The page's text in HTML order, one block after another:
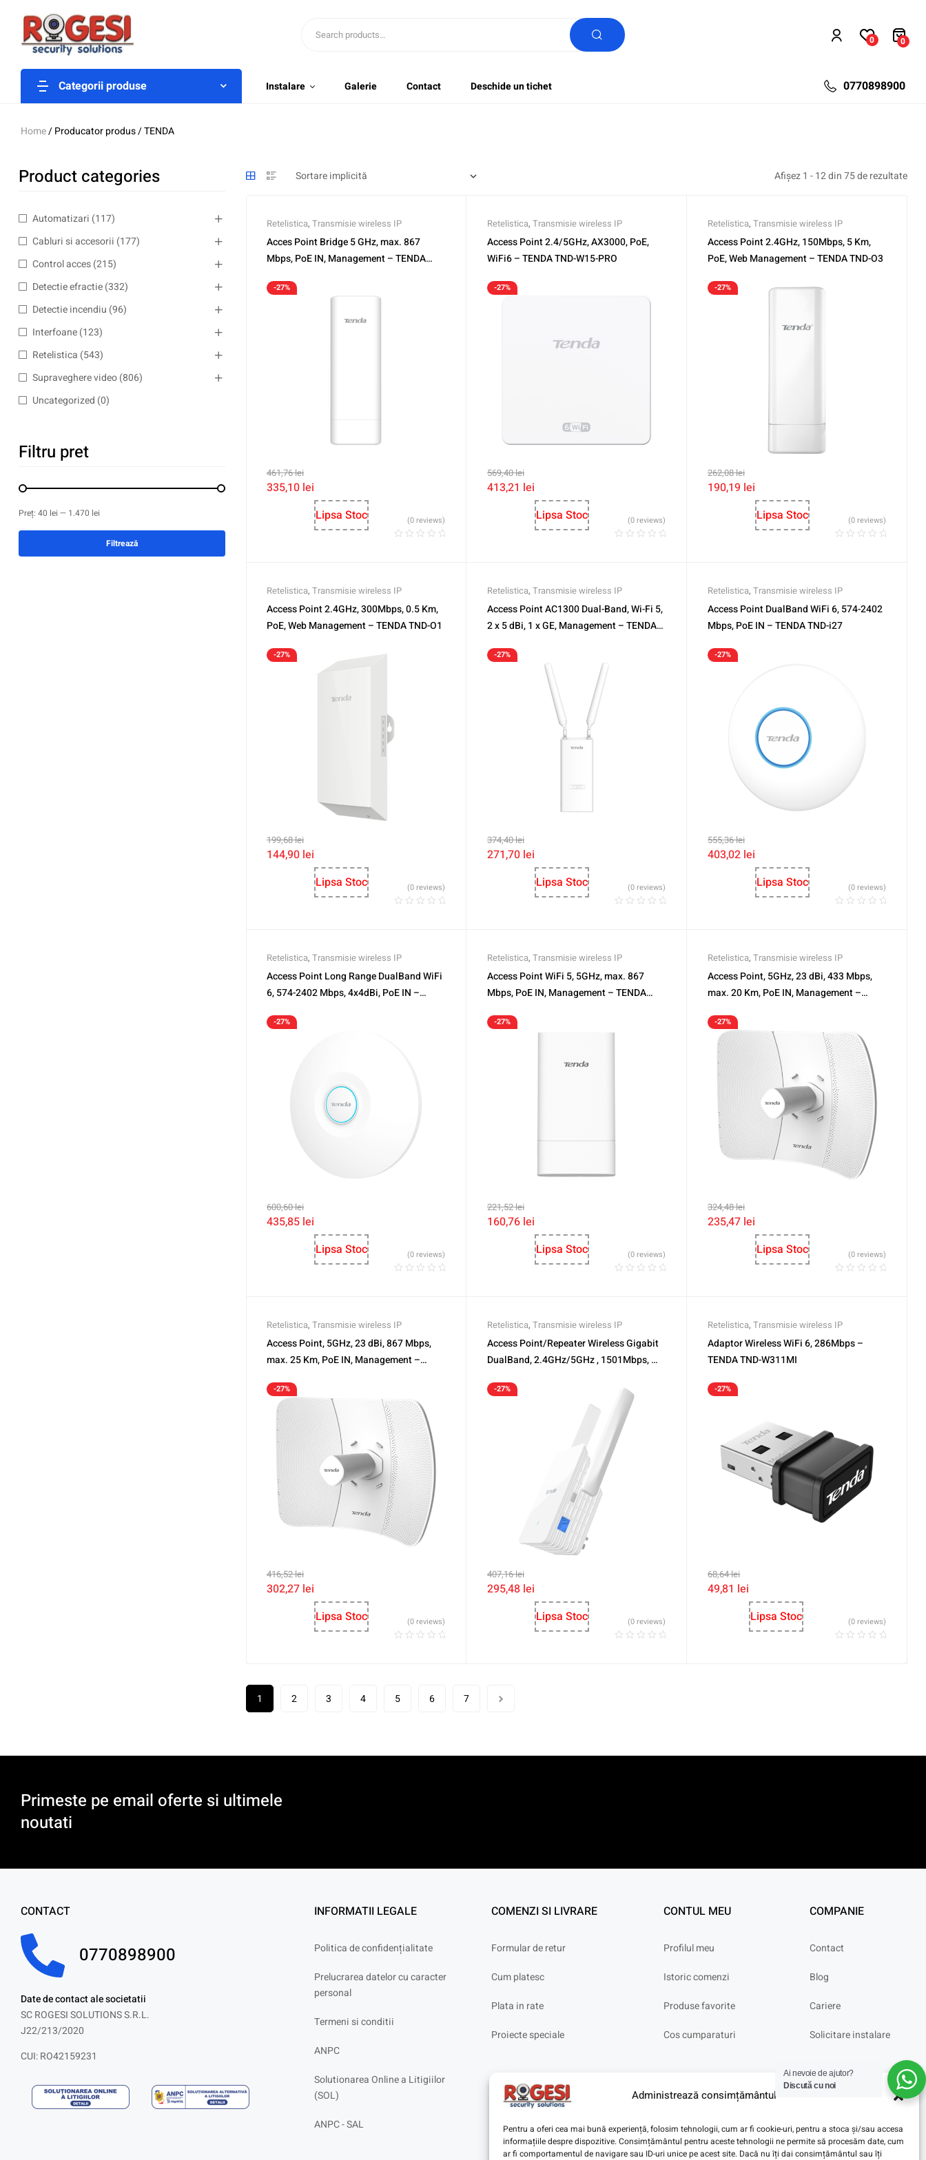
Administrează consimțământul
Pentru a oferi cea mai bună experiență, folosim tehnologii, cum ar fi cookie-uri, pentru a stoca și/sau accesa
informațiile despre dispozitive. Consimțământul pentru aceste tehnologii ne permite să procesăm date, cum
ar fi comportamentul de navigare sau ID-uri unice pe acest site. Dacă nu îți dai consimțământul sau îți
0 0
Categorii produse Instalare Galerie Contact Deschide un tichet 0770898900
Home/ Producator produs / TENDA
Afișez 1 - 12 din 75 de rezultate
Retelistica, Transmisie wireless IP
Acces Point Bridge 5 GHz, max. 867
Mbps, PoE IN, Management – TENDA
-27%
461,76lei
335,10 lei
Lipsa Stoc
(0 reviews)
Retelistica, Transmisie wireless IP
Access Point 2.4/5GHz, AX3000, PoE,
WiFi6 – TENDA TND-W15-PRO
-27%
569,40lei
413,21 lei
Lipsa Stoc
(0 reviews)
Retelistica, Transmisie wireless IP
Access Point 2.4GHz, 150Mbps, 5 Km,
PoE, Web Management – TENDA TND-O3
-27%
262,08lei
190,19 lei
Lipsa Stoc
(0 reviews)
Retelistica, Transmisie wireless IP
Access Point 2.4GHz, 300Mbps, 0.5 Km,
PoE, Web Management – TENDA TND-O1
-27%
199,68lei
144,90 lei
Lipsa Stoc
(0 reviews)
Retelistica, Transmisie wireless IP
Access Point AC1300 Dual-Band, Wi-Fi 5,
2 x 5 dBi, 1 x GE, Management – TENDA
-27%
374,40lei
271,70 lei
Lipsa Stoc
(0 reviews)
Retelistica, Transmisie wireless IP
Access Point DualBand WiFi 6, 574-2402
Mbps, PoE IN – TENDA TND-i27
-27%
555,36lei
403,02 lei
Lipsa Stoc
(0 reviews)
Retelistica, Transmisie wireless IP
Access Point Long Range DualBand WiFi
6, 574-2402 Mbps, 4x4dBi, PoE IN –
-27%
600,60lei
435,85 lei
Lipsa Stoc
(0 reviews)
Retelistica, Transmisie wireless IP
Access Point WiFi 5, 5GHz, max. 867
Mbps, PoE IN, Management – TENDA
-27%
221,52lei
160,76 lei
Lipsa Stoc
(0 reviews)
Retelistica, Transmisie wireless IP
Access Point, 5GHz, 23 dBi, 433 Mbps,
max. 20 Km, PoE IN, Management –
-27%
324,48lei
235,47 lei
Lipsa Stoc
(0 reviews)
Retelistica, Transmisie wireless IP
Access Point, 5GHz, 23 dBi, 867 Mbps,
max. 25 Km, PoE IN, Management –
-27%
416,52lei
302,27 lei
Lipsa Stoc
(0 reviews)
Retelistica, Transmisie wireless IP
Access Point/Repeater Wireless Gigabit
DualBand, 2.4GHz/5GHz , 1501Mbps, Wi-
-27%
407,16lei
295,48 lei
Lipsa Stoc
(0 reviews)
Retelistica, Transmisie wireless IP
Adaptor Wireless WiFi 6, 286Mbps –
TENDA TND-W311MI
-27%
68,64lei
49,81 lei
Lipsa Stoc
(0 reviews)
1 2 3 4 5 6 7
Product categories
Automatizari (117)
Cabluri si accesorii (177)
Control acces(215)
Detectie efractie(332)
Detectie incendiu (96)
Interfoane(123)
Retelistica (543)
Supraveghere video(806)
Uncategorized (0)
Filtru pret
Filtrează
Preț: 40 lei — 1.470 lei
Primeste pe email oferte si ultimele
noutati
CONTACT
0770898900
Date de contact ale societatii
SC ROGESI SOLUTIONS S.R.L.
J22/213/2020
CUI: RO42159231
INFORMATII LEGALE
Politica de confidențialitate
Prelucrarea datelor cu caracter
personal
Termeni si conditii
ANPC
Solutionarea Online a Litigiilor
(SOL)
ANPC - SAL
COMENZI SI LIVRARE
Formular de retur
Cum platesc
Plata in rate
Proiecte speciale
CONTUL MEU
Profilul meu
Istoric comenzi
Produse favorite
Cos cumparaturi
COMPANIE
Contact
Blog
Cariere
Solicitare instalare
Ai nevoie de ajutor?
Discută cu noi